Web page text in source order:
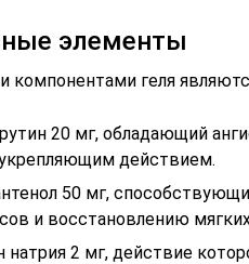
элементы
компонентами геля
20 мг, обладающий
действием.
50 мг,
и восстановлению
натрия 2 мг, действие